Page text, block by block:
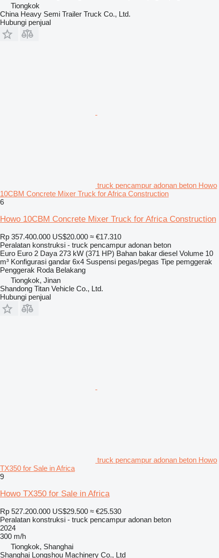
Tiongkok
China Heavy Semi Trailer Truck Co., Ltd.
Hubungi penjual
truck pencampur adonan beton Howo
10CBM Concrete Mixer Truck for Africa Construction
6
Howo 10CBM Concrete Mixer Truck for Africa Construction
Rp 357.400.000 US$20.000 ≈ €17.310
Peralatan konstruksi - truck pencampur adonan beton
Euro Euro 2 Daya 273 kW (371 HP) Bahan bakar diesel Volume 10
m³ Konfigurasi gandar 6x4 Suspensi pegas/pegas Tipe pemggerak
Penggerak Roda Belakang
Tiongkok, Jinan
Shandong Titan Vehicle Co., Ltd.
Hubungi penjual
truck pencampur adonan beton Howo
TX350 for Sale in Africa
9
Howo TX350 for Sale in Africa
Rp 527.200.000 US$29.500 ≈ €25.530
Peralatan konstruksi - truck pencampur adonan beton
2024
300 m/h
Tiongkok, Shanghai
Shanghai Longshou Machinery Co., Ltd